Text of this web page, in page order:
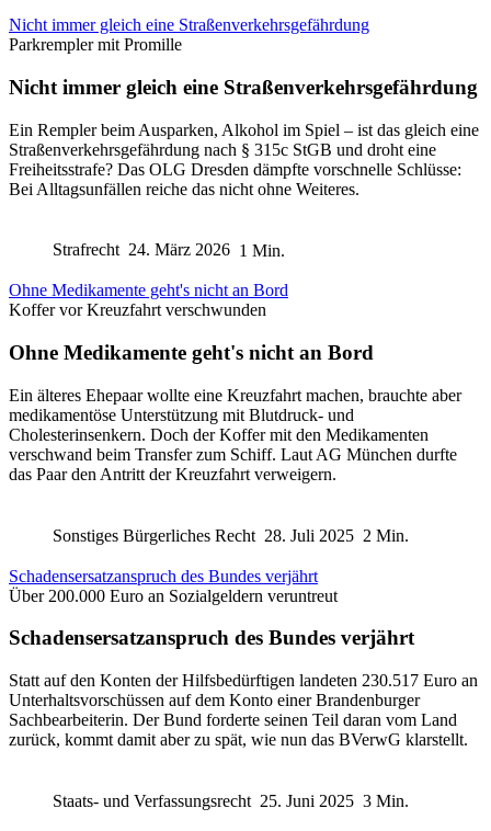
Nicht immer gleich eine Straßenverkehrsgefährdung
Parkrempler mit Promille
Nicht immer gleich eine Straßenverkehrsgefährdung
Ein Rempler beim Ausparken, Alkohol im Spiel – ist das gleich eine
Straßenverkehrsgefährdung nach § 315c StGB und droht eine
Freiheitsstrafe? Das OLG Dresden dämpfte vorschnelle Schlüsse:
Bei Alltagsunfällen reiche das nicht ohne Weiteres.
Strafrecht 24. März 2026 1 Min.
Ohne Medikamente geht's nicht an Bord
Koffer vor Kreuzfahrt verschwunden
Ohne Medikamente geht's nicht an Bord
Ein älteres Ehepaar wollte eine Kreuzfahrt machen, brauchte aber
medikamentöse Unterstützung mit Blutdruck- und
Cholesterinsenkern. Doch der Koffer mit den Medikamenten
verschwand beim Transfer zum Schiff. Laut AG München durfte
das Paar den Antritt der Kreuzfahrt verweigern.
Sonstiges Bürgerliches Recht 28. Juli 2025 2 Min.
Schadensersatzanspruch des Bundes verjährt
Über 200.000 Euro an Sozialgeldern veruntreut
Schadensersatzanspruch des Bundes verjährt
Statt auf den Konten der Hilfsbedürftigen landeten 230.517 Euro an
Unterhaltsvorschüssen auf dem Konto einer Brandenburger
Sachbearbeiterin. Der Bund forderte seinen Teil daran vom Land
zurück, kommt damit aber zu spät, wie nun das BVerwG klarstellt.
Staats- und Verfassungsrecht 25. Juni 2025 3 Min.